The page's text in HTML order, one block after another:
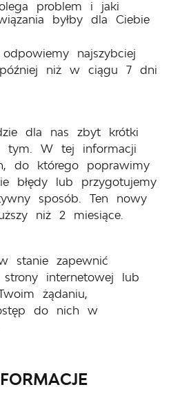
problem i jaki
byłby dla Ciebie
najszybciej
niż w ciągu 7 dni
dla nas zbyt krótki
tym. W tej informacji
do którego poprawimy
błędy lub przygotujemy
sposób. Ten nowy
niż 2 miesiące.
stanie zapewnić
internetowej lub
żądaniu,
do nich w